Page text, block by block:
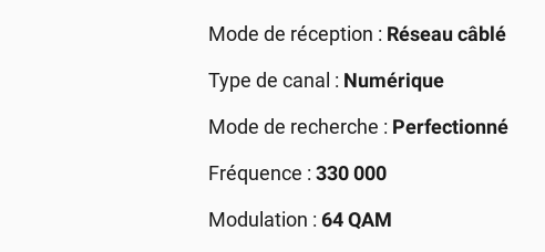
Mode de réception : Réseau câblé
Type de canal : Numérique
Mode de recherche : Perfectionné
Fréquence : 330 000
Modulation : 64 QAM